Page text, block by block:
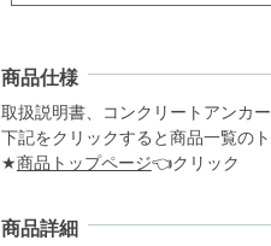
商品仕様
取扱説明書、コンクリートアンカ
下記をクリックすると商品一覧の
★商品トップページ👈クリック
商品詳細